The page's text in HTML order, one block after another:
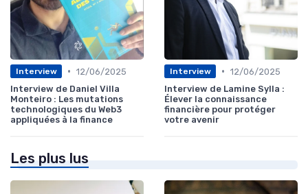
Interview • 12/06/2025
Interview de Daniel Villa
Monteiro : Les mutations
technologiques du Web3
appliquées à la finance
Interview • 12/06/2025
Interview de Lamine Sylla :
Élever la connaissance
financière pour protéger
votre avenir
Les plus lus